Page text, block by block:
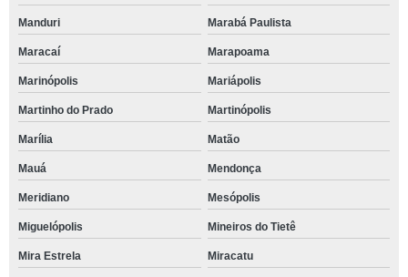
Manduri Marabá Paulista
Maracaí Marapoama
Marinópolis Mariápolis
Martinho do Prado Martinópolis
Marília Matão
Mauá Mendonça
Meridiano Mesópolis
Miguelópolis Mineiros do Tietê
Mira Estrela Miracatu